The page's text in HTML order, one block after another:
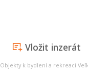
Vložit inzerát
Objekty k bydlení a rekreaci